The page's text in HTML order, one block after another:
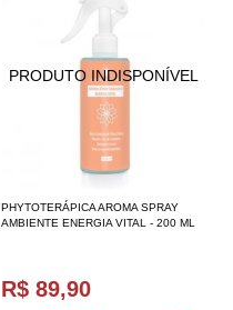
PHYTOTERÁPICA AROMA SPRAY
AMBIENTE ENERGIA VITAL - 200 ML
R$ 89,90